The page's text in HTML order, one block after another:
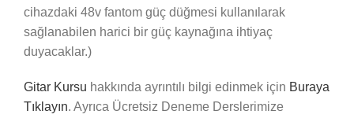
cihazdaki 48v fantom güç düğmesi kullanılarak
sağlanabilen harici bir güç kaynağına ihtiyaç
duyacaklar.)
Gitar Kursu hakkında ayrıntılı bilgi edinmek için Buraya
Tıklayın. Ayrıca Ücretsiz Deneme Derslerimize